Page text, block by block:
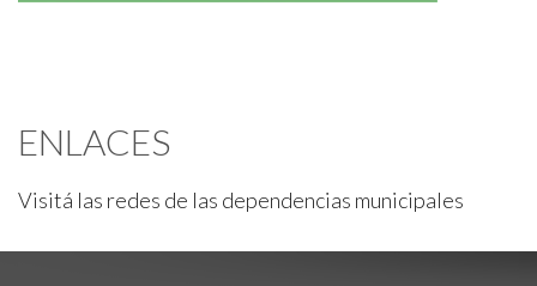
ENLACES
Visitá las redes de las dependencias municipales